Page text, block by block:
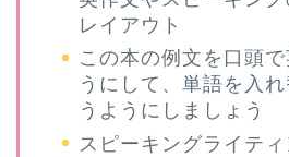
レイアウト
この本の例文を口頭
うにして、単語を入
うようにしましょう
スピーキングライテ